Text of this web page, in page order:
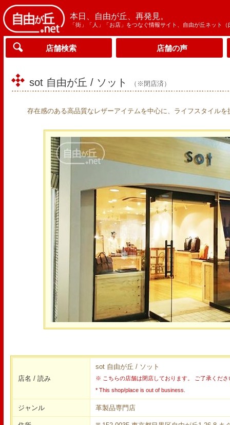
本日、自由が丘、再発見。
「街」「人」「お店」をつなぐ情報サイト、自由が丘ネット（
店舗検索 店舗の声
sot 自由が丘 / ソット （※閉店済）
存在感のある高品質なレザーアイテムを中心に、ライフスタイル
店名 / 読み
sot 自由が丘 / ソット
※ こちらの店舗は閉店しております。 ご了承くださ
* This shop/place is out of business.
ジャンル 革製品専門店